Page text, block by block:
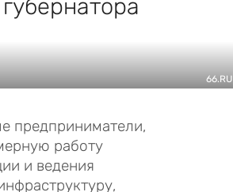
66.RU
предприниматели,
работу
и ведения